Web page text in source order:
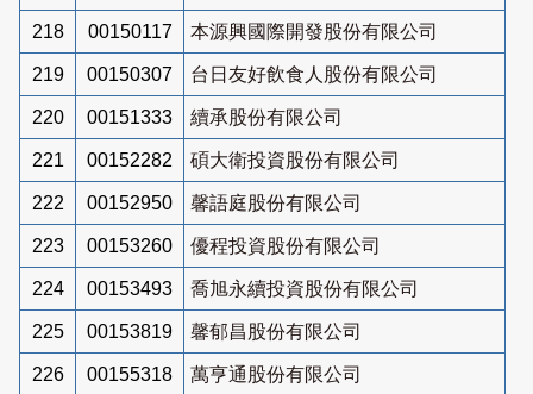
218 00150117 本源興國際開發股份有限公司
219 00150307 台日友好飲食人股份有限公司
220 00151333 續承股份有限公司
221 00152282 碩大衛投資股份有限公司
222 00152950 馨語庭股份有限公司
223 00153260 優程投資股份有限公司
224 00153493 喬旭永續投資股份有限公司
225 00153819 馨郁昌股份有限公司
226 00155318 萬亨通股份有限公司